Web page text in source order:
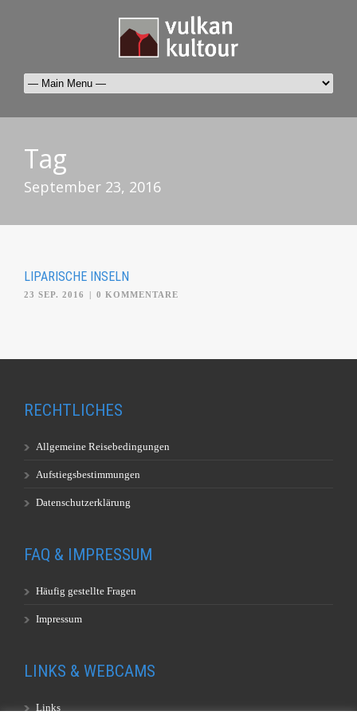
Tag
September 23, 2016
LIPARISCHE INSELN
23 SEP. 2016 0 KOMMENTARE
RECHTLICHES
Allgemeine Reisebedingungen
Aufstiegsbestimmungen
Datenschutzerklärung
FAQ & IMPRESSUM
Häufig gestellte Fragen
Impressum
LINKS & WEBCAMS
Links